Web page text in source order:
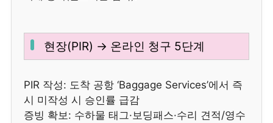
현장(PIR) → 온라인 청구 5단계
PIR 작성: 도착 공항 ‘Baggage Services’에서 즉
시 미작성 시 승인률 급감
증빙 확보: 수하물 태그·보딩패스·수리 견적/영수